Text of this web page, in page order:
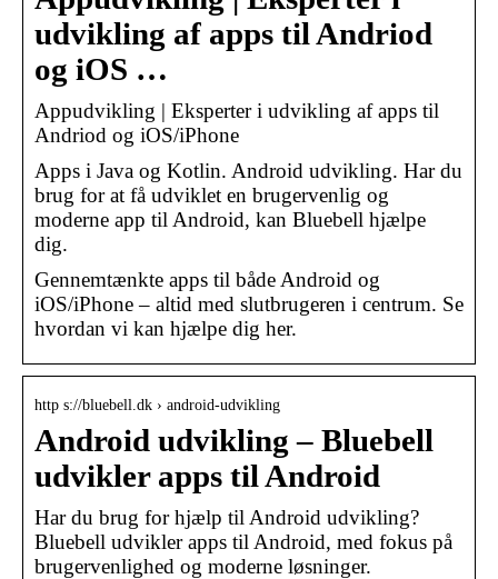
udvikling af apps til Andriod
og iOS …
Appudvikling | Eksperter i udvikling af apps til
Andriod og iOS/iPhone
Apps i Java og Kotlin. Android udvikling. Har du
brug for at få udviklet en brugervenlig og
moderne app til Android, kan Bluebell hjælpe
dig.
Gennemtænkte apps til både Android og
iOS/iPhone – altid med slutbrugeren i centrum. Se
hvordan vi kan hjælpe dig her.
http s://bluebell.dk › android-udvikling
Android udvikling – Bluebell
udvikler apps til Android
Har du brug for hjælp til Android udvikling?
Bluebell udvikler apps til Android, med fokus på
brugervenlighed og moderne løsninger.